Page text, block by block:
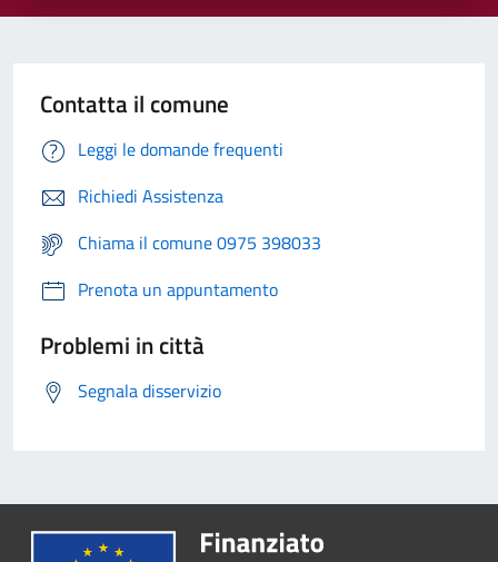
Contatta il comune
Leggi le domande frequenti
Richiedi Assistenza
Chiama il comune 0975 398033
Prenota un appuntamento
Problemi in città
Segnala disservizio